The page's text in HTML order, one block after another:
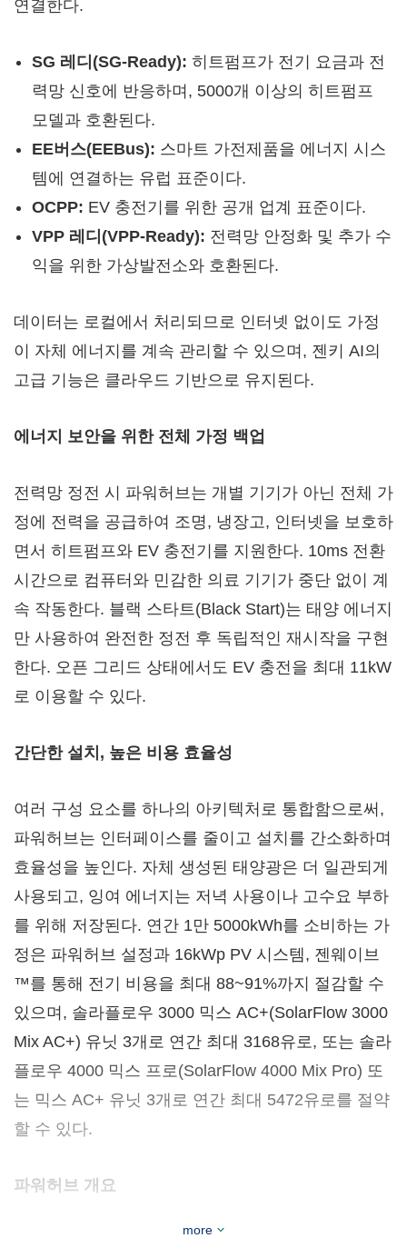
연결한다.
SG 레디(SG-Ready): 히트펌프가 전기 요금과 전
력망 신호에 반응하며, 5000개 이상의 히트펌프
모델과 호환된다.
EE버스(EEBus): 스마트 가전제품을 에너지 시스
템에 연결하는 유럽 표준이다.
OCPP: EV 충전기를 위한 공개 업계 표준이다.
VPP 레디(VPP-Ready): 전력망 안정화 및 추가 수
익을 위한 가상발전소와 호환된다.
데이터는 로컬에서 처리되므로 인터넷 없이도 가정
이 자체 에너지를 계속 관리할 수 있으며, 젠키 AI의
고급 기능은 클라우드 기반으로 유지된다.
에너지 보안을 위한 전체 가정 백업
전력망 정전 시 파워허브는 개별 기기가 아닌 전체 가
정에 전력을 공급하여 조명, 냉장고, 인터넷을 보호하
면서 히트펌프와 EV 충전기를 지원한다. 10ms 전환
시간으로 컴퓨터와 민감한 의료 기기가 중단 없이 계
속 작동한다. 블랙 스타트(Black Start)는 태양 에너지
만 사용하여 완전한 정전 후 독립적인 재시작을 구현
한다. 오픈 그리드 상태에서도 EV 충전을 최대 11kW
로 이용할 수 있다.
간단한 설치, 높은 비용 효율성
여러 구성 요소를 하나의 아키텍처로 통합함으로써,
파워허브는 인터페이스를 줄이고 설치를 간소화하며
효율성을 높인다. 자체 생성된 태양광은 더 일관되게
사용되고, 잉여 에너지는 저녁 사용이나 고수요 부하
를 위해 저장된다. 연간 1만 5000kWh를 소비하는 가
정은 파워허브 설정과 16kWp PV 시스템, 젠웨이브
™를 통해 전기 비용을 최대 88~91%까지 절감할 수
있으며, 솔라플로우 3000 믹스 AC+(SolarFlow 3000
Mix AC+) 유닛 3개로 연간 최대 3168유로, 또는 솔라
플로우 4000 믹스 프로(SolarFlow 4000 Mix Pro) 또
는 믹스 AC+ 유닛 3개로 연간 최대 5472유로를 절약
할 수 있다.
파워허브 개요
more